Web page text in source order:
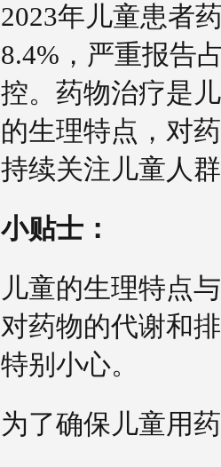
2023年儿童患者
8.4%，严重报告
控。药物治疗是
的生理特点，对
持续关注儿童人
小贴士：
儿童的生理特点
对药物的代谢和
特别小心。
为了确保儿童用